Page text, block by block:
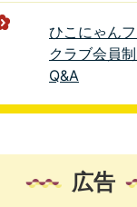
ひこにゃん
クラブ会員
Q&A
広告